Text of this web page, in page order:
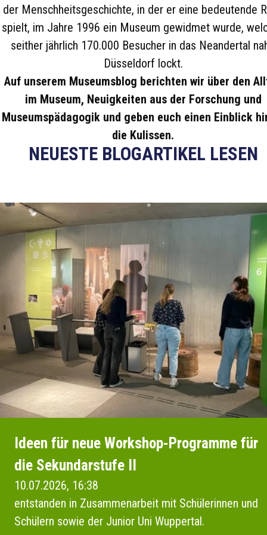
der Menschheitsgeschichte, in der er eine bedeutende
spielt, im Jahre 1996 ein Museum gewidmet wurde,
seither jährlich 170.000 Besucher in das Neandertal
Düsseldorf lockt.
Auf unserem Museumsblog berichten wir über den
im Museum, Neuigkeiten aus der Forschung und
Museumspädagogik und geben euch einen Einblick
die Kulissen.
NEUESTE BLOGARTIKEL LESEN
Ideen für neue Workshop-Programme für
die Sekundarstufe II
10.07.2026, 16:38
entstanden in Zusammenarbeit mit Schülerinnen und
Schülern sowie der Junior Uni Wuppertal.